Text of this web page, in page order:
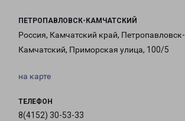
ПЕТРОПАВЛОВСК-КАМЧАТСКИЙ
Россия, Камчатский край, Петропавловск-
Камчатский, Приморская улица, 100/5
на карте
ТЕЛЕФОН
8(4152) 30-53-33